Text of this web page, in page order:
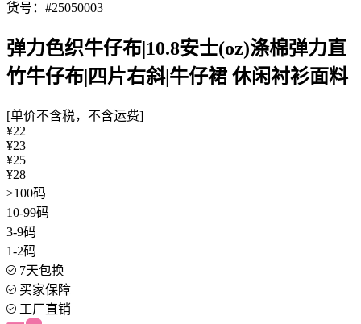
货号：#25050003
弹力色织牛仔布|10.8安士(oz)涤棉弹力直
竹牛仔布|四片右斜|牛仔裙 休闲衬衫面料
[单价不含税，不含运费]
¥22
¥23
¥25
¥28
≥100码
10-99码
3-9码
1-2码
7天包换
买家保障
工厂直销